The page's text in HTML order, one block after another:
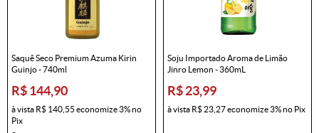
Saquê Seco Premium Azuma Kirin
Guinjo - 740ml
R$ 144,90
à vista R$ 140,55 economize3%no
Pix
Soju Importado Aroma de Limão
Jinro Lemon - 360mL
R$ 23,99
à vista R$ 23,27economize3%no Pix